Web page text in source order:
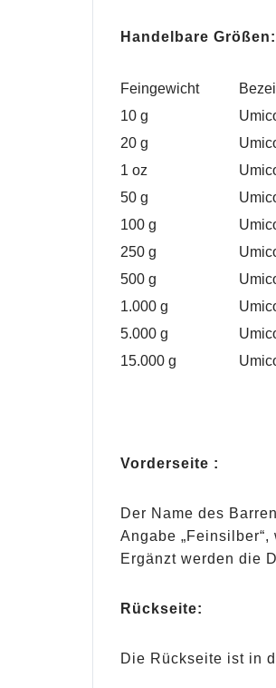
Handelbare Größen:
Feingewicht
10 g
20 g
1 oz
50 g
100 g
250 g
500 g
1.000 g
5.000 g
15.000 g
Vorderseite :
Der Name des
Angabe
Ergänzt werden die
Rückseite:
Die Rückseite ist in